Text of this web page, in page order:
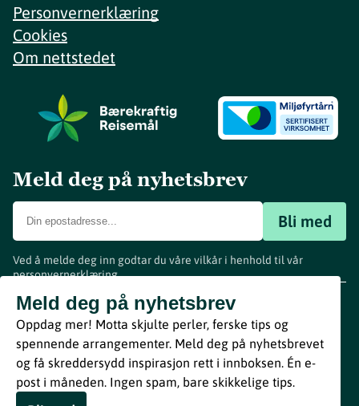
Personvernerklæring
Cookies
Om nettstedet
Meld deg på nyhetsbrev
Bli med
Ved å melde deg inn godtar du våre vilkår i henhold til vår
personvernerklæring.
Meld deg på nyhetsbrev
Oppdag mer! Motta skjulte perler, ferske tips og
spennende arrangementer. Meld deg på nyhetsbrevet
og få skreddersydd inspirasjon rett i innboksen. Én e-
post i måneden. Ingen spam, bare skikkelige tips.
www.visitvestfold.com
Turistinformasjon
Vestfold Fylkeskommune
ByBreakfast